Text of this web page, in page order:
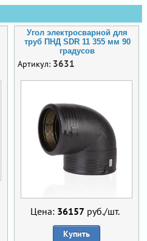
Угол электросварной для
труб ПНД SDR 11 355 мм 90
градусов
Артикул: 3631
Цена: 36157 руб./шт.
Купить